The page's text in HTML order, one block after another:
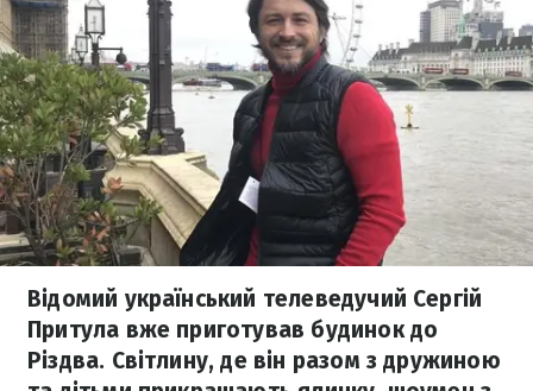
Відомий український телеведучий Сергій
Притула вже приготував будинок до
Різдва. Світлину, де він разом з дружиною